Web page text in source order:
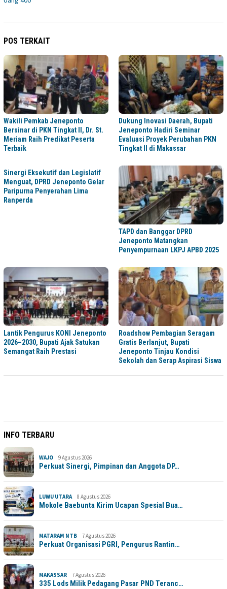
POS TERKAIT
Wakili Pemkab Jeneponto
Bersinar di PKN Tingkat II, Dr. St.
Meriam Raih Predikat Peserta
Terbaik
Dukung Inovasi Daerah, Bupati
Jeneponto Hadiri Seminar
Evaluasi Proyek Perubahan PKN
Tingkat II di Makassar
Sinergi Eksekutif dan Legislatif
Menguat, DPRD Jeneponto Gelar
Paripurna Penyerahan Lima
Ranperda
TAPD dan Banggar DPRD
Jeneponto Matangkan
Penyempurnaan LKPJ APBD 2025
Lantik Pengurus KONI Jeneponto
2026–2030, Bupati Ajak Satukan
Semangat Raih Prestasi
Roadshow Pembagian Seragam
Gratis Berlanjut, Bupati
Jeneponto Tinjau Kondisi
Sekolah dan Serap Aspirasi Siswa
INFO TERBARU
WAJO 9 Agustus 2026
Perkuat Sinergi, Pimpinan dan Anggota DP…
LUWU UTARA 8 Agustus 2026
Mokole Baebunta Kirim Ucapan Spesial Bua…
MATARAM NTB 7 Agustus 2026
Perkuat Organisasi PGRI, Pengurus Rantin…
MAKASSAR 7 Agustus 2026
335 Lods Milik Pedagang Pasar PND Teranc…